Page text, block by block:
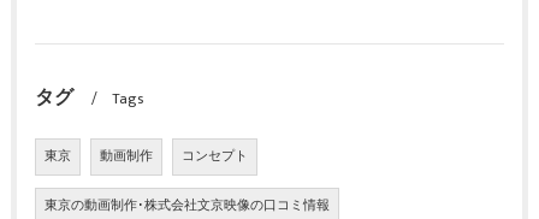
タグ Tags
東京 動画制作 コンセプト
東京の動画制作･株式会社文京映像の口コミ情報